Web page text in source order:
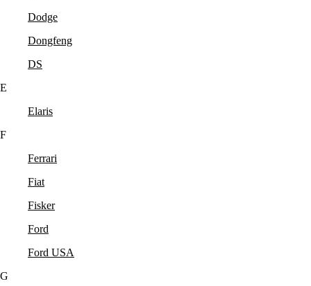
Dodge
Dongfeng
DS
E
Elaris
F
Ferrari
Fiat
Fisker
Ford
Ford USA
G